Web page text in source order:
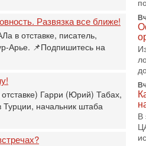
Развязка все ближе!
в отставке, писатель,
Арье. 📌Подпишитесь на
Гарри (Юрий) Табах,
начальник штаба
1-
В